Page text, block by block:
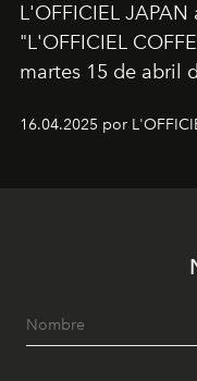
L'OFFICIEL
"L'OFFICIEL
martes 15 de abril
16.04.2025 por